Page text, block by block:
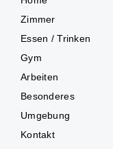
Zimmer
Essen / Trinken
Gym
Arbeiten
Besonderes
Umgebung
Kontakt